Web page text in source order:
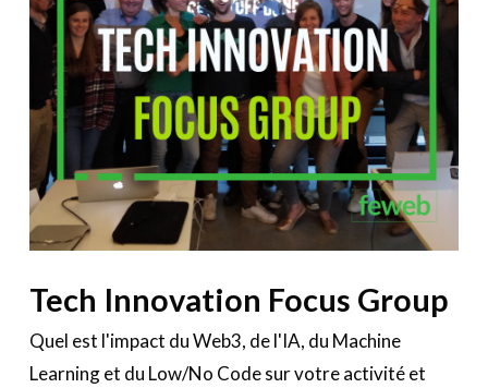
Tech Innovation Focus Group
Quel est l'impact du Web3, de l'IA, du Machine
Learning et du Low/No Code sur votre activité et